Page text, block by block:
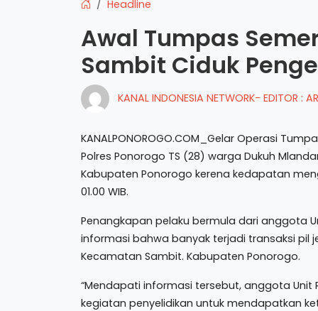
Headline
Awal Tumpas
Sambit Ciduk
KANAL INDONESIA NETWORK- EDITOR :
KANALPONOROGO.COM_Gelar Operasi
Polres Ponorogo TS (28) warga Dukuh
Kabupaten Ponorogo kerena kedapatan
01.00 WIB.
Penangkapan pelaku bermula dari anggota
informasi bahwa banyak terjadi transaksi pil
Kecamatan Sambit. Kabupaten Ponorogo.
“Mendapati informasi tersebut, anggota Unit
kegiatan penyelidikan untuk mendapatkan